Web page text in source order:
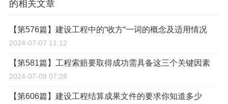
的相关文章
【第576篇】建设工程中的“收方“一词的概念及适用情况
2024-07-07 11:12
【第581篇】工程索赔要取得成功需具备这三个关键因素
2024-07-08 07:28
【第606篇】建设工程结算成果文件的要求你知道多少